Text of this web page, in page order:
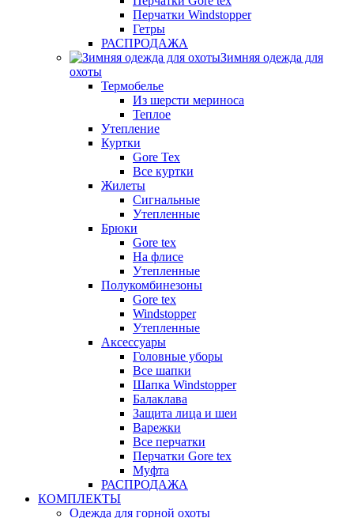
Перчатки Windstopper
Гетры
РАСПРОДАЖА
Зимняя одежда для
охоты
Термобелье
Из шерсти мериноса
Теплое
Утепление
Куртки
Gore Tex
Все куртки
Жилеты
Сигнальные
Утепленные
Брюки
Gore tex
На флисе
Утепленные
Полукомбинезоны
Gore tex
Windstopper
Утепленные
Аксессуары
Головные уборы
Все шапки
Шапка Windstopper
Балаклава
Защита лица и шеи
Варежки
Все перчатки
Перчатки Gore tex
Муфта
РАСПРОДАЖА
КОМПЛЕКТЫ
Одежда для горной охоты